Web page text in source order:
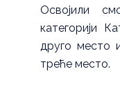
Освојили
категорији
друго место
треће место.